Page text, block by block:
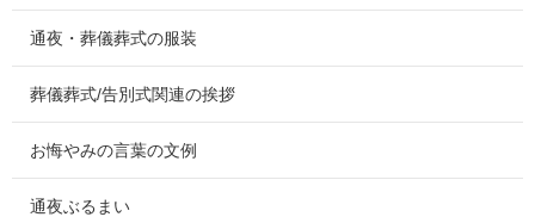
通夜・葬儀葬式の服装
葬儀葬式/告別式関連の挨拶
お悔やみの言葉の文例
通夜ぶるまい